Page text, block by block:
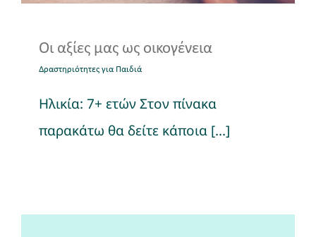
Οι αξίες μας ως οικογένεια
Δραστηριότητες για Παιδιά
Ηλικία: 7+ ετών Στον πίνακα
παρακάτω θα δείτε κάποια [...]